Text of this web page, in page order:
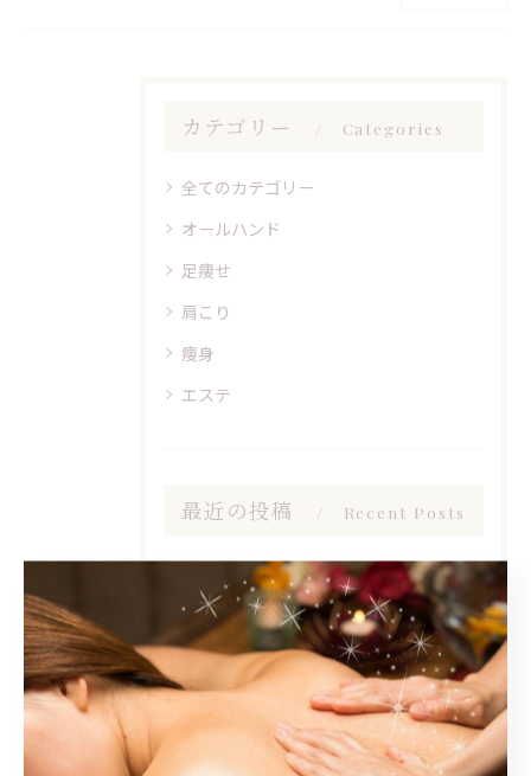
カテゴリー Categories
全てのカテゴリー
オールハンド
足痩せ
肩こり
痩身
エステ
最近の投稿 Recent Posts
2026/01/01
⛩🌅🎍🐴
2025/12/23
💌🧸🧣